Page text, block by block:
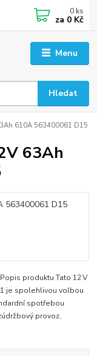
Menu
Hledat
0 ks
za 0 Kč
610A 563400061 D15
63Ah
produktu Tato 12 V
je spolehlivou volbou
spotřebou
provoz,